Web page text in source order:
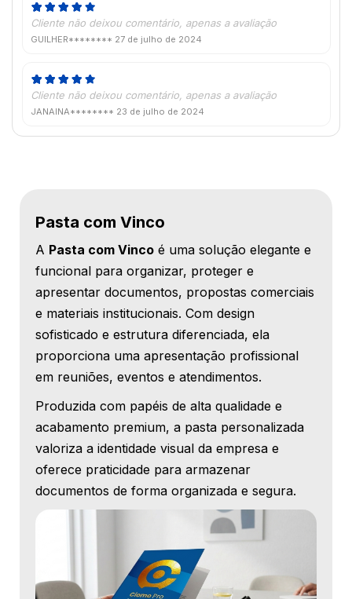
Cliente não deixou comentário, apenas a avaliação
GUILHER******** 27 de julho de 2024
Cliente não deixou comentário, apenas a avaliação
JANAINA******** 23 de julho de 2024
Pasta com Vinco
A Pasta com Vinco é uma solução elegante e
funcional para organizar, proteger e
apresentar documentos, propostas comerciais
e materiais institucionais. Com design
sofisticado e estrutura diferenciada, ela
proporciona uma apresentação profissional
em reuniões, eventos e atendimentos.
Produzida com papéis de alta qualidade e
acabamento premium, a pasta personalizada
valoriza a identidade visual da empresa e
oferece praticidade para armazenar
documentos de forma organizada e segura.